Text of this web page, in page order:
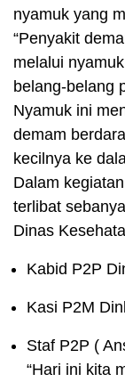
nyamuk yang
“Penyakit
melalui
belang-belang
Nyamuk ini
demam
kecilnya ke
Dalam
terlibat
Dinas
Kabid P2P
Kasi P2M
Staf P2P (
“Hari ini kita